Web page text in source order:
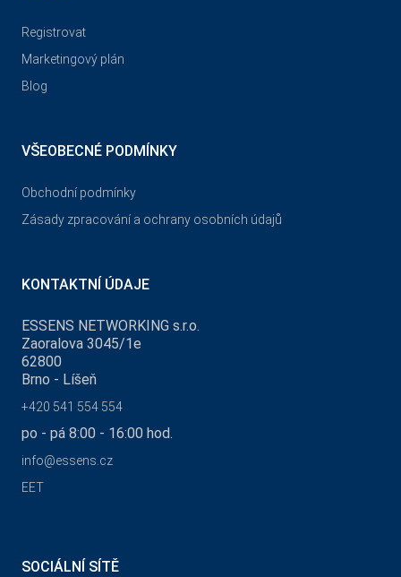
Registrovat
Marketingový plán
Blog
VŠEOBECNÉ PODMÍNKY
Obchodní podmínky
Zásady zpracování a ochrany osobních údajů
KONTAKTNÍ ÚDAJE
ESSENS NETWORKING s.r.o.
Zaoralova 3045/1e
62800
Brno - Líšeň
+420 541 554 554
po - pá 8:00 - 16:00 hod.
info@essens.cz
EET
SOCIÁLNÍ SÍTĚ